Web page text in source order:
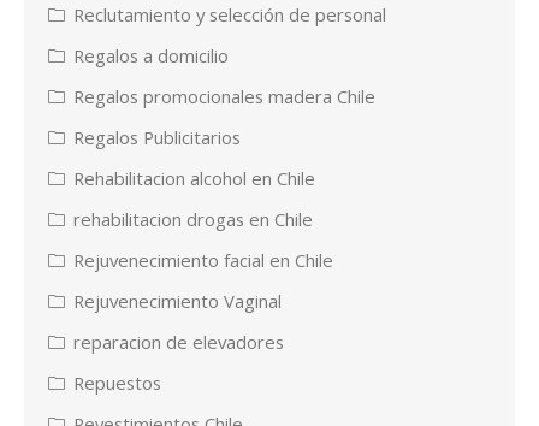
Reclutamiento y selección de personal
Regalos a domicilio
Regalos promocionales madera Chile
Regalos Publicitarios
Rehabilitacion alcohol en Chile
rehabilitacion drogas en Chile
Rejuvenecimiento facial en Chile
Rejuvenecimiento Vaginal
reparacion de elevadores
Repuestos